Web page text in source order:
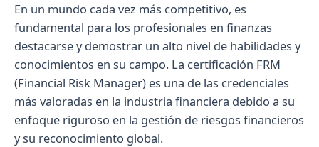
En un mundo cada vez más competitivo, es
fundamental para los profesionales en finanzas
destacarse y demostrar un alto nivel de habilidades y
conocimientos en su campo. La certificación FRM
(Financial Risk Manager) es una de las credenciales
más valoradas en la industria financiera debido a su
enfoque riguroso en la gestión de riesgos financieros
y su reconocimiento global.